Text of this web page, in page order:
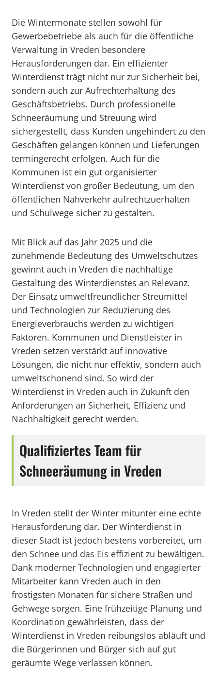
Die Wintermonate stellen sowohl für
Gewerbebetriebe als auch für die öffentliche
Verwaltung in Vreden besondere
Herausforderungen dar. Ein effizienter
Winterdienst trägt nicht nur zur Sicherheit bei,
sondern auch zur Aufrechterhaltung des
Geschäftsbetriebs. Durch professionelle
Schneeräumung und Streuung wird
sichergestellt, dass Kunden ungehindert zu den
Geschäften gelangen können und Lieferungen
termingerecht erfolgen. Auch für die
Kommunen ist ein gut organisierter
Winterdienst von großer Bedeutung, um den
öffentlichen Nahverkehr aufrechtzuerhalten
und Schulwege sicher zu gestalten.
Mit Blick auf das Jahr 2025 und die
zunehmende Bedeutung des Umweltschutzes
gewinnt auch in Vreden die nachhaltige
Gestaltung des Winterdienstes an Relevanz.
Der Einsatz umweltfreundlicher Streumittel
und Technologien zur Reduzierung des
Energieverbrauchs werden zu wichtigen
Faktoren. Kommunen und Dienstleister in
Vreden setzen verstärkt auf innovative
Lösungen, die nicht nur effektiv, sondern auch
umweltschonend sind. So wird der
Winterdienst in Vreden auch in Zukunft den
Anforderungen an Sicherheit, Effizienz und
Nachhaltigkeit gerecht werden.
Qualifiziertes Team für
Schneeräumung in Vreden
In Vreden stellt der Winter mitunter eine echte
Herausforderung dar. Der Winterdienst in
dieser Stadt ist jedoch bestens vorbereitet, um
den Schnee und das Eis effizient zu bewältigen.
Dank moderner Technologien und engagierter
Mitarbeiter kann Vreden auch in den
frostigsten Monaten für sichere Straßen und
Gehwege sorgen. Eine frühzeitige Planung und
Koordination gewährleisten, dass der
Winterdienst in Vreden reibungslos abläuft und
die Bürgerinnen und Bürger sich auf gut
geräumte Wege verlassen können.